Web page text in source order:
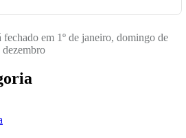
em 1º de janeiro, domingo de
dezembro